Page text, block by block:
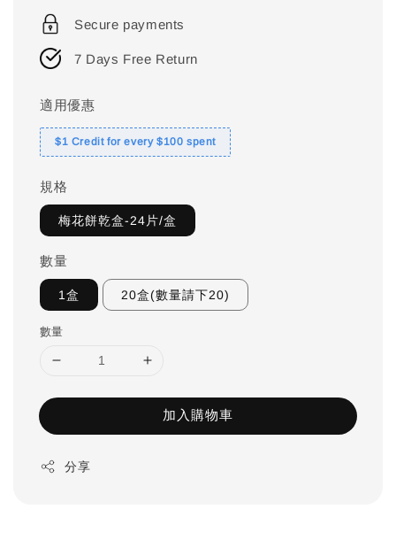
price
Secure payments
7 Days Free Return
適用優惠
$1 Credit for every $100 spent
規格
梅花餅乾盒-24片/盒
數量
1盒 20盒(數量請下20)
數量
加入購物車
分享